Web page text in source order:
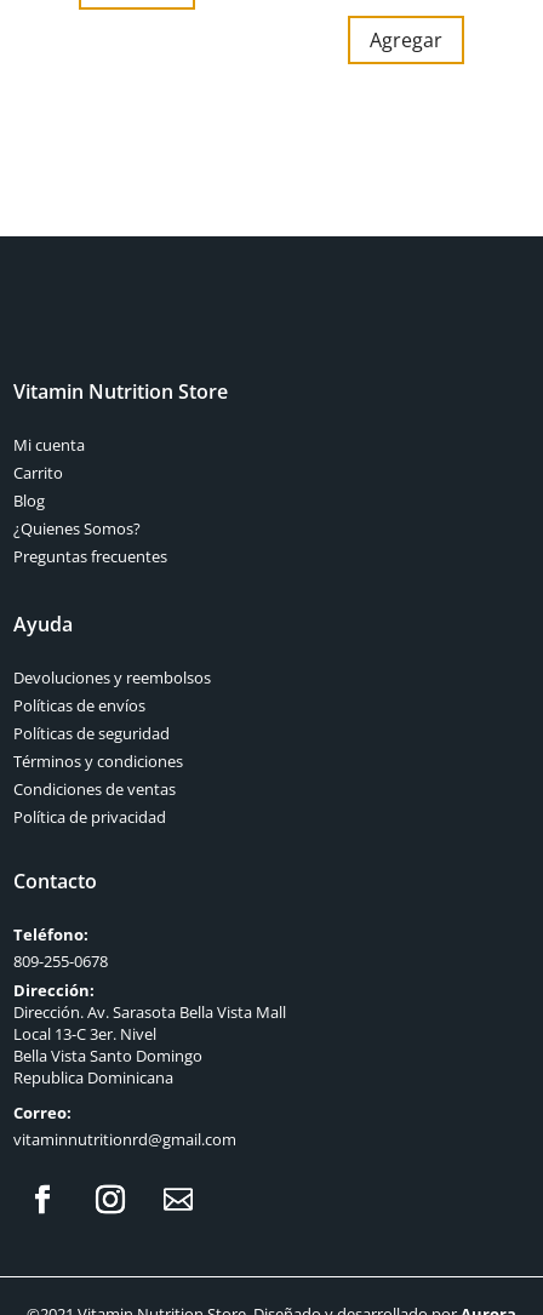
Agregar
Vitamin Nutrition Store
Mi cuenta
Carrito
Blog
¿Quienes Somos?
Preguntas frecuentes
Ayuda
Devoluciones y reembolsos
Políticas de envíos
Políticas de seguridad
Términos y condiciones
Condiciones de ventas
Política de privacidad
Contacto
Teléfono:
809-255-0678
Dirección:
Dirección. Av. Sarasota Bella Vista Mall
Local 13-C 3er. Nivel
Bella Vista Santo Domingo
Republica Dominicana
Correo:
vitaminnutritionrd@gmail.com